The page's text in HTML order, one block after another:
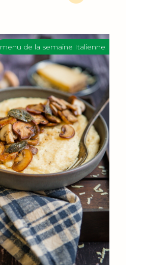
menu de la semaine Italienne